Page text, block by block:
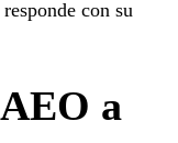
con su
a